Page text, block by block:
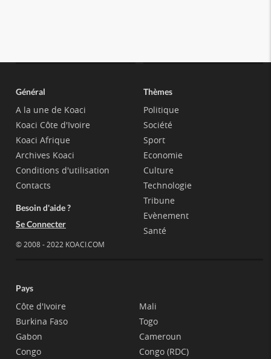
Général
A la une de Koaci
Koaci Côte d'Ivoire
Koaci Afrique
Archives Koaci
Conditions d'utilisation
Contacts
Besoin d'aide ?
Se Connecter
© 2008 - 2022 KOACI.COM
Thèmes
Politique
Société
Sport
Economie
Culture
Technologie
Tribune
Evènement
Santé
Pays
Côte d'Ivoire
Burkina Faso
Gabon
Congo
Mali
Togo
Cameroun
Congo (RDC)